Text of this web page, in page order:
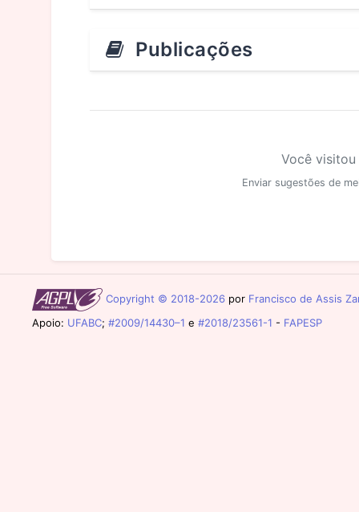
Publicações
Você
Enviar sugestões de
Copyright © 2018-2026 por Francisco de Assis
Apoio: UFABC; #2009/14430–1 e #2018/23561-1 - FAPESP